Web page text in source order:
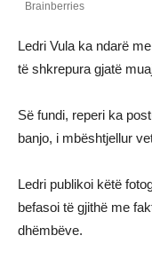
Ledri Vula ka ndarë
të shkrepura gjatë
Së fundi, reperi ka
banjo, i mbështjellur
Ledri publikoi këtë
befasoi të gjithë me
dhëmbëve.